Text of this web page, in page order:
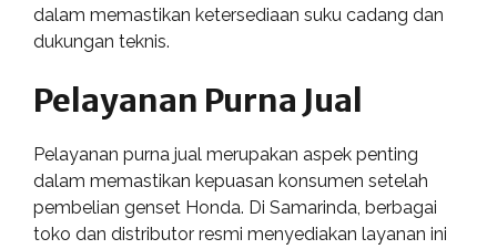
dalam memastikan ketersediaan suku cadang dan
dukungan teknis.
Pelayanan Purna Jual
Pelayanan purna jual merupakan aspek penting
dalam memastikan kepuasan konsumen setelah
pembelian genset Honda. Di Samarinda, berbagai
toko dan distributor resmi menyediakan layanan ini